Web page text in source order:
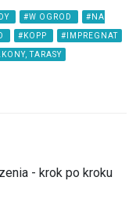
#W OGROD #NA
#KOPP #IMPREGNAT
TARASY
- krok po kroku